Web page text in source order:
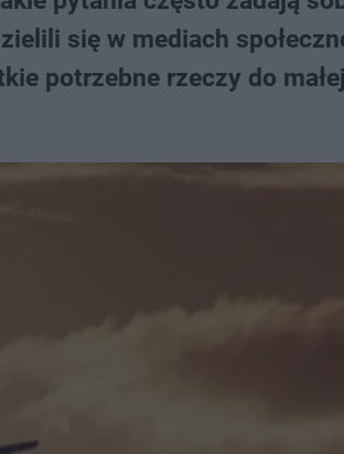
się w mediach
potrzebne rzeczy do